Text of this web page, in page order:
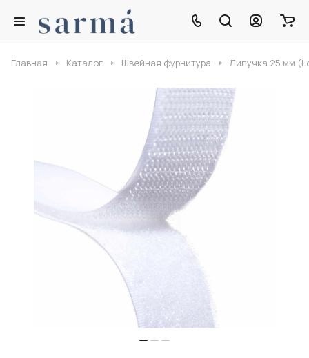
Главная Каталог Швейная фурнитура Липучка 25 мм